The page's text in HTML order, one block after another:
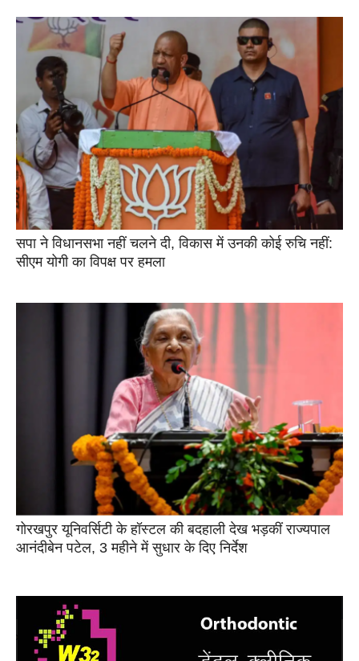
सपा ने विधानसभा नहीं चलने दी, विकास में उनकी कोई रुचि नहीं:
सीएम योगी का विपक्ष पर हमला
गोरखपुर यूनिवर्सिटी के हॉस्टल की बदहाली देख भड़कीं राज्यपाल
आनंदीबेन पटेल, 3 महीने में सुधार के दिए निर्देश